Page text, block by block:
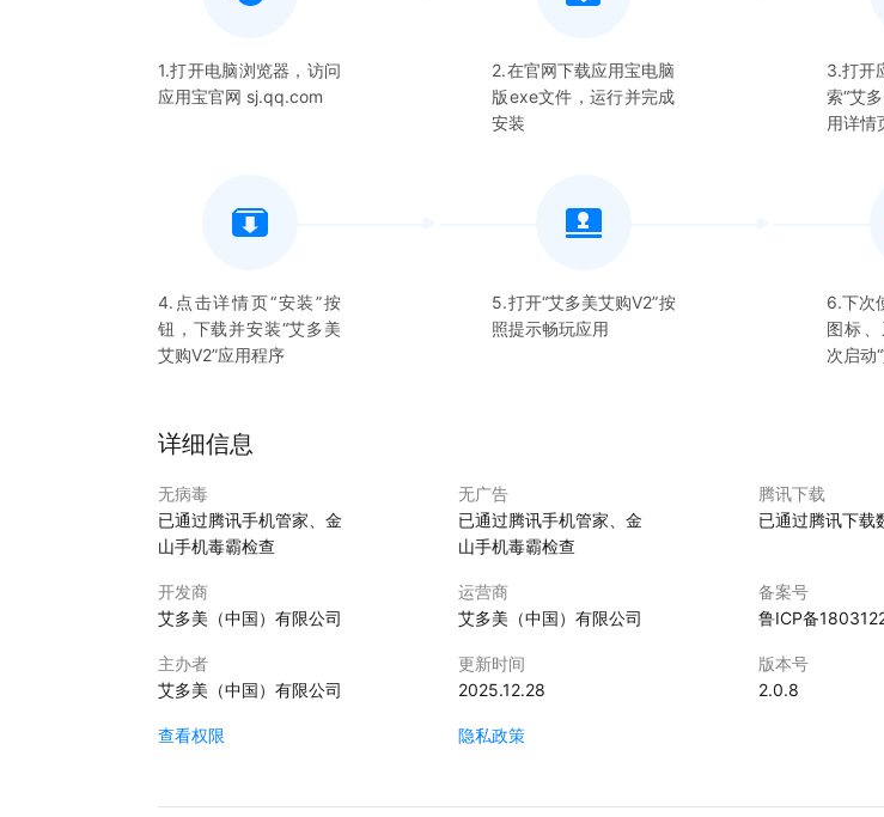
1.打开电脑浏览器，访问
应用宝官网 sj.qq.com
2.在官网下载应用宝电脑
版exe文件，运行并完成
安装
3.打开
索“艾
用详情
4.点击详情页“安装”按
钮，下载并安装“艾多美
艾购V2”应用程序
5.打开“艾多美艾购V2”按
照提示畅玩应用
6.下次
图标
次启动“
详细信息
无病毒
已通过腾讯手机管家、金
山手机毒霸检查
无广告
已通过腾讯手机管家、金
山手机毒霸检查
腾讯下载
已通过腾讯下载
开发商
艾多美（中国）有限公司
运营商
艾多美（中国）有限公司
备案号
鲁ICP备
主办者
艾多美（中国）有限公司
更新时间
2025.12.28
版本号
2.0.8
查看权限 隐私政策